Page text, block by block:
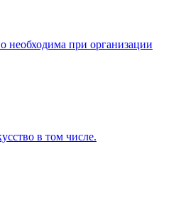
необходима при организации
в том числе.